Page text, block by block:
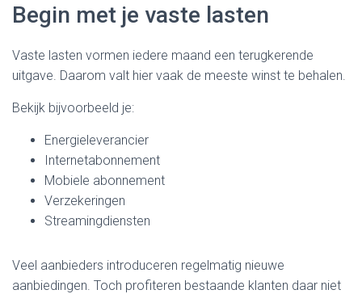
Begin met je vaste lasten
Vaste lasten vormen iedere maand een terugkerende
uitgave. Daarom valt hier vaak de meeste winst te behalen.
Bekijk bijvoorbeeld je:
Energieleverancier
Internetabonnement
Mobiele abonnement
Verzekeringen
Streamingdiensten
Veel aanbieders introduceren regelmatig nieuwe
aanbiedingen. Toch profiteren bestaande klanten daar niet